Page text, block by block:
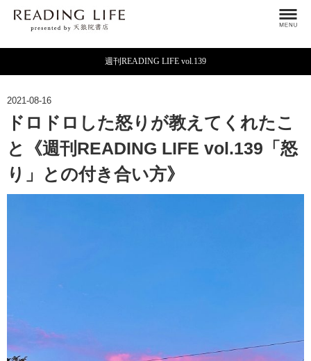
週刊READING LIFE vol.139
2021-08-16
ドロドロした怒りが教えてくれたこ
と《週刊READING LIFE vol.139「怒
り」との付き合い方》